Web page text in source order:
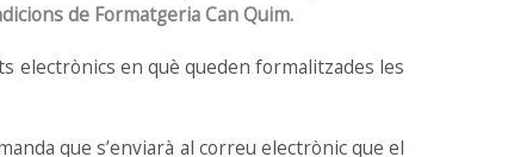
de Formatgeria Can Quim.
electrònics en què queden formalitzades les
que s’enviarà al correu electrònic que el